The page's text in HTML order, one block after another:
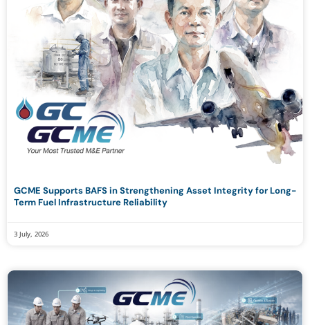
GCME Supports BAFS in Strengthening Asset Integrity for Long-
Term Fuel Infrastructure Reliability
3 July, 2026